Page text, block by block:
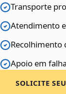
Transporte
Atendimento
Recolhimento
Apoio em
SOLICITE